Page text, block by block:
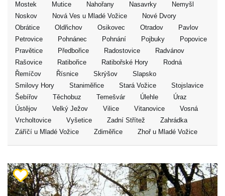
Mostek
Mutice Nahořany Nasavrky
Nemyšl
Noskov
Nová Ves u Mladé Vožice
Nové Dvory
Obrátice
Oldřichov Osikovec Otradov
Pavlov
Petrovice
Pohnánec Pohnání Pojbuky
Popovice
Pravětice
Předbořice Radostovice
Radvánov
Rašovice
Ratibořice Ratibořské Hory
Rodná
Řemíčov
Řísnice Skrýšov
Slapsko
Smilovy Hory
Staniměřice Stará Vožice
Stojslavice
Šebířov
Těchobuz Temešvár Úlehle
Úraz
Ústějov
Velký Ježov Vilice Vitanovice
Vosná
Vrcholtovice
Vyšetice Zadní Střítež
Zahrádka
Záříčí u Mladé Vožice
Zdiměřice Zhoř u Mladé Vožice